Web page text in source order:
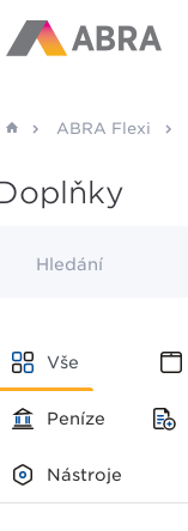
ABRA Flexi
Hledání
Vše
Peníze
Nástroje